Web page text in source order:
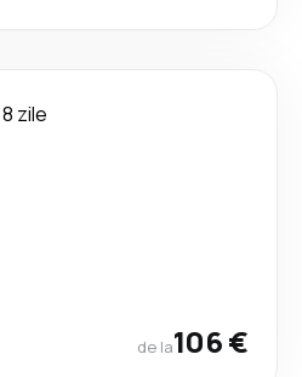
8 zile
de la106 €